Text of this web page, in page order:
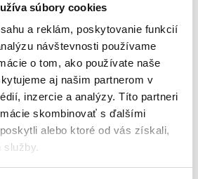
súbory cookies
a reklám, poskytovanie funkcií
návštevnosti používame
o tom, ako používate naše
aj našim partnerom v
inzercie a analýzy. Títo partneri
skombinovať s ďalšími
alebo ktoré od vás získali,
služby.
generátor automaticky zvýši
požiadavkám na energiu.
rýchlosti generátora
výhod:
znížením opotrebovania
s palivom a je ekonomický v prevádzke
prostrediu